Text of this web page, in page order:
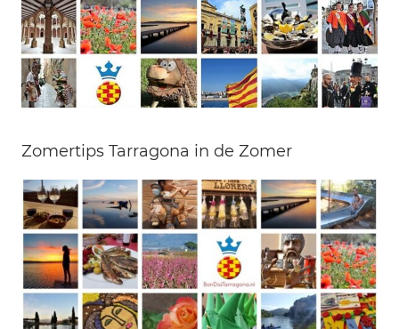
Zomertips Tarragona in de Zomer